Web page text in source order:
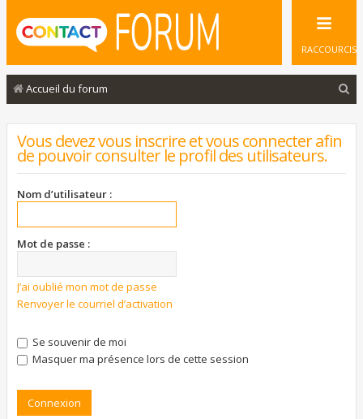
RACCOURCIS
Accueil du forum
Vous devez vous inscrire et vous connecter afin
de pouvoir consulter le profil des utilisateurs.
Nom d’utilisateur :
Mot de passe :
J’ai oublié mon mot de passe
Renvoyer le courriel d’activation
Se souvenir de moi
Masquer ma présence lors de cette session